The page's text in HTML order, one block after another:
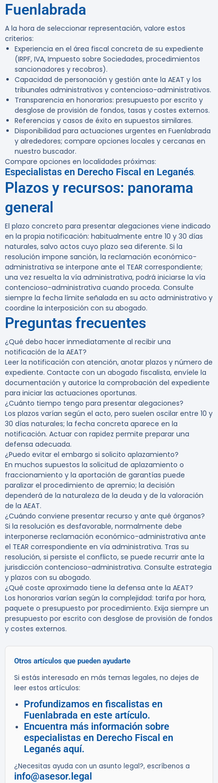
Fuenlabrada
A la hora de seleccionar representación, valore estos
criterios:
Experiencia en el área fiscal concreta de su expediente
(IRPF, IVA, Impuesto sobre Sociedades, procedimientos
sancionadores y recobros).
Capacidad de personación y gestión ante la AEAT y los
tribunales administrativos y contencioso-administrativos.
Transparencia en honorarios: presupuesto por escrito y
desglose de provisión de fondos, tasas y costes externos.
Referencias y casos de éxito en supuestos similares.
Disponibilidad para actuaciones urgentes en Fuenlabrada
y alrededores; compare opciones locales y cercanas en
nuestro buscador.
Compare opciones en localidades próximas:
Especialistas en Derecho Fiscal en Leganés.
Plazos y recursos: panorama
general
El plazo concreto para presentar alegaciones viene indicado
en la propia notificación: habitualmente entre 10 y 30 días
naturales, salvo actos cuyo plazo sea diferente. Si la
resolución impone sanción, la reclamación económico-
administrativa se interpone ante el TEAR correspondiente;
una vez resuelta la vía administrativa, podrá iniciarse la vía
contencioso-administrativa cuando proceda. Consulte
siempre la fecha límite señalada en su acto administrativo y
coordine la interposición con su abogado.
Preguntas frecuentes
¿Qué debo hacer inmediatamente al recibir una
notificación de la AEAT?
Leer la notificación con atención, anotar plazos y número de
expediente. Contacte con un abogado fiscalista, envíele la
documentación y autorice la comprobación del expediente
para iniciar las actuaciones oportunas.
¿Cuánto tiempo tengo para presentar alegaciones?
Los plazos varían según el acto, pero suelen oscilar entre 10 y
30 días naturales; la fecha concreta aparece en la
notificación. Actuar con rapidez permite preparar una
defensa adecuada.
¿Puedo evitar el embargo si solicito aplazamiento?
En muchos supuestos la solicitud de aplazamiento o
fraccionamiento y la aportación de garantías puede
paralizar el procedimiento de apremio; la decisión
dependerá de la naturaleza de la deuda y de la valoración
de la AEAT.
¿Cuándo conviene presentar recurso y ante qué órganos?
Si la resolución es desfavorable, normalmente debe
interponerse reclamación económico-administrativa ante
el TEAR correspondiente en vía administrativa. Tras su
resolución, si persiste el conflicto, se puede recurrir ante la
jurisdicción contencioso-administrativa. Consulte estrategia
y plazos con su abogado.
¿Qué coste aproximado tiene la defensa ante la AEAT?
Los honorarios varían según la complejidad: tarifa por hora,
paquete o presupuesto por procedimiento. Exija siempre un
presupuesto por escrito con desglose de provisión de fondos
y costes externos.
Otros artículos que pueden ayudarte
Si estás interesado en más temas legales, no dejes de
leer estos artículos:
Profundizamos en fiscalistas en
Fuenlabrada en este artículo.
Encuentra más información sobre
especialistas en Derecho Fiscal en
Leganés aquí.
¿Necesitas ayuda con un asunto legal?, escríbenos a
info@asesor.legal